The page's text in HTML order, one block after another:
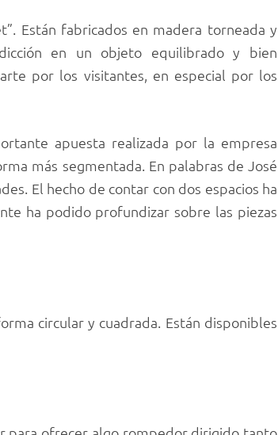
Están fabricados en madera torneada y
en un objeto equilibrado y bien
por los visitantes, en especial por los
apuesta realizada por la empresa
más segmentada. En palabras de José
El hecho de contar con dos espacios ha
ha podido profundizar sobre las piezas
circular y cuadrada. Están disponibles